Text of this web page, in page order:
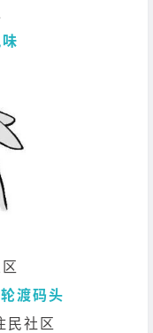
渡码头
社区